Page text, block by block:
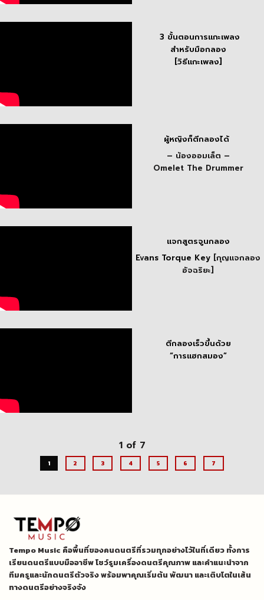
3 ขั้นตอนการแกะเพลง
สำหรับมือกลอง
[วิธีแกะเพลง]
ผู้หญิงก็ตีกลองได้
– น้องออมเล็ต –
Omelet The Drummer
แจกสูตรจูนกลอง
Evans Torque Key [กุญแจกลอง
อัจฉริยะ]
ตีกลองเร็วขึ้นด้วย
“การแฮกสมอง”
1 of 7
1 2 3 4 5 6 7
Tempo Music คือพื้นที่ของคนดนตรีที่รวมทุกอย่างไว้ในที่เดียว ทั้งการ
เรียนดนตรีแบบมืออาชีพ โชว์รูมเครื่องดนตรีคุณภาพ และคำแนะนำจาก
ทีมครูและนักดนตรีตัวจริง พร้อมพาคุณเริ่มต้น พัฒนา และเติบโตในเส้น
ทางดนตรีอย่างจริงจัง